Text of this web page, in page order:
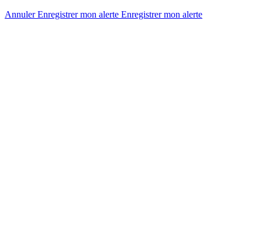
AnnulerEnregistrer mon alerte Enregistrermon alerte